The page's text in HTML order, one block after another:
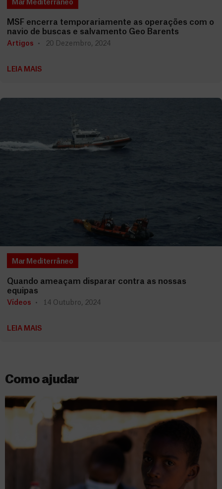
Mar Mediterrâneo
MSF encerra temporariamente as operações com o
navio de buscas e salvamento Geo Barents
Artigos 20 Dezembro, 2024
LEIA MAIS
Mar Mediterrâneo
Quando ameaçam disparar contra as nossas
equipas
Vídeos 14 Outubro, 2024
LEIA MAIS
Como ajudar